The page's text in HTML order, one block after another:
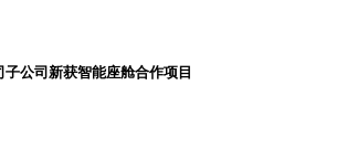
公司新获智能座舱合作项目